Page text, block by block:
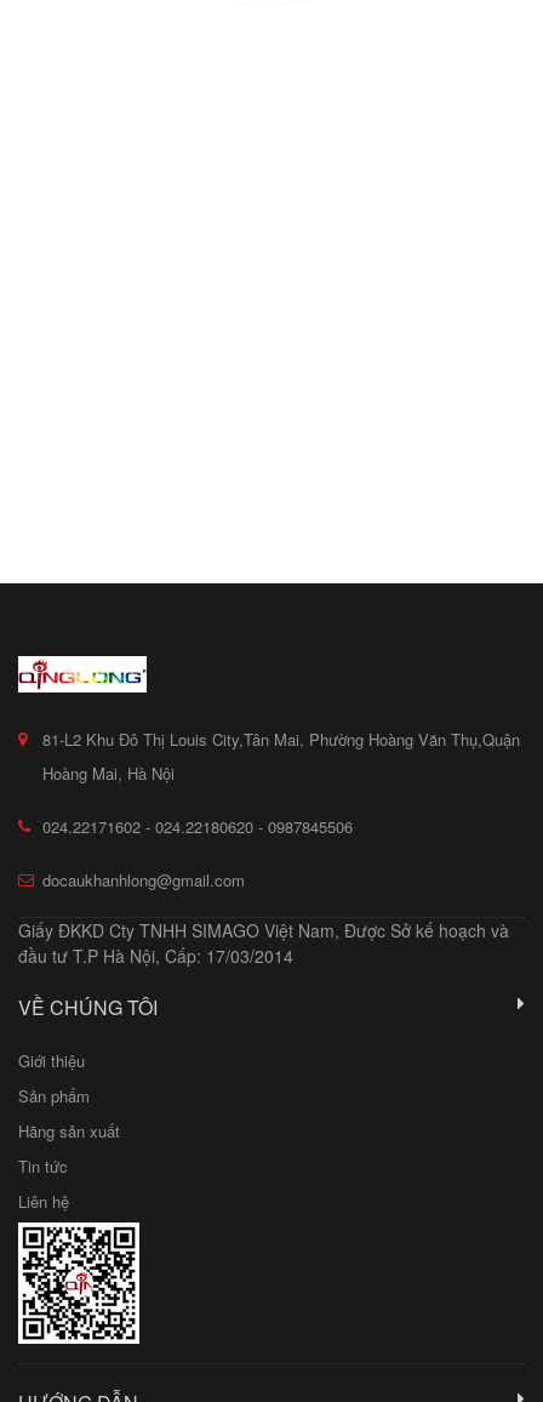
81-L2 Khu Đô Thị Louis City,Tân Mai, Phường Hoàng Văn Thụ,Quận
Hoàng Mai, Hà Nội
024.22171602 - 024.22180620 - 0987845506
docaukhanhlong@gmail.com
Giấy ĐKKD Cty TNHH SIMAGO Việt Nam, Được Sở kế hoạch và
đầu tư T.P Hà Nội, Cấp: 17/03/2014
VỀ CHÚNG TÔI
Giới thiệu
Sản phẩm
Hãng sản xuất
Tin tức
Liên hệ